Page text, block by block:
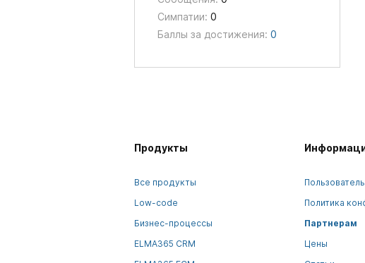
Симпатии: 0
Баллы за достижения: 0
Продукты
Все продукты
Low-code
Бизнес-процессы
ELMA365 CRM
Политика
Партнерам
Цены